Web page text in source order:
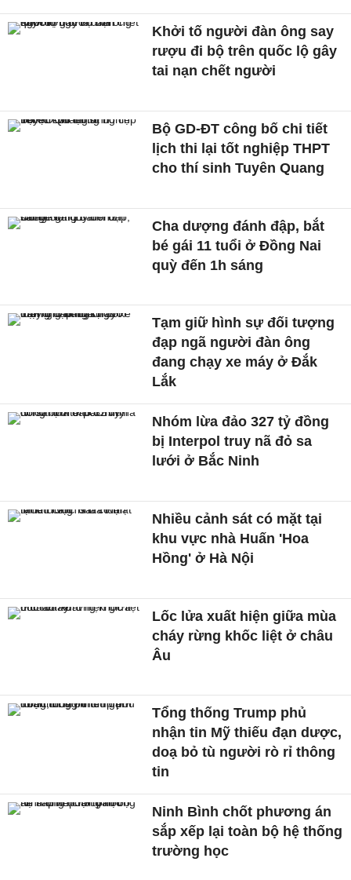
Khởi tố người đàn ông say
rượu đi bộ trên quốc lộ gây
tai nạn chết người
Bộ GD-ĐT công bố chi tiết
lịch thi lại tốt nghiệp THPT
cho thí sinh Tuyên Quang
Cha dượng đánh đập, bắt
bé gái 11 tuổi ở Đồng Nai
quỳ đến 1h sáng
Tạm giữ hình sự đối tượng
đạp ngã người đàn ông
đang chạy xe máy ở Đắk
Lắk
Nhóm lừa đảo 327 tỷ đồng
bị Interpol truy nã đỏ sa
lưới ở Bắc Ninh
Nhiều cảnh sát có mặt tại
khu vực nhà Huấn 'Hoa
Hồng' ở Hà Nội
Lốc lửa xuất hiện giữa mùa
cháy rừng khốc liệt ở châu
Âu
Tổng thống Trump phủ
nhận tin Mỹ thiếu đạn dược,
doạ bỏ tù người rò rỉ thông
tin
Ninh Bình chốt phương án
sắp xếp lại toàn bộ hệ thống
trường học